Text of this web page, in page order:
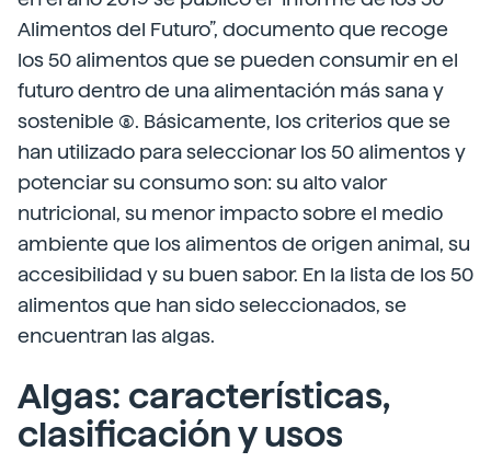
Alimentos del Futuro”, documento que recoge
los 50 alimentos que se pueden consumir en el
futuro dentro de una alimentación más sana y
sostenible (8). Básicamente, los criterios que se
han utilizado para seleccionar los 50 alimentos y
potenciar su consumo son: su alto valor
nutricional, su menor impacto sobre el medio
ambiente que los alimentos de origen animal, su
accesibilidad y su buen sabor. En la lista de los 50
alimentos que han sido seleccionados, se
encuentran las algas.
Algas: características,
clasificación y usos